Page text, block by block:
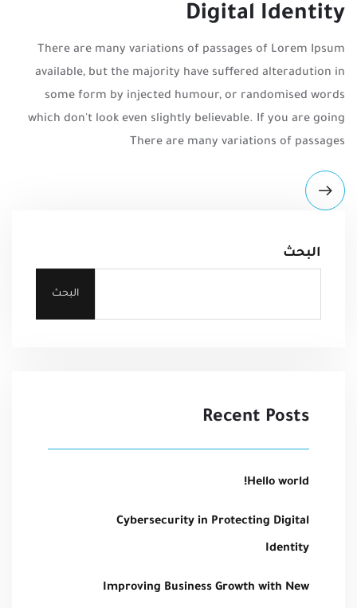
Digital Identity
There are many variations of passages of Lorem Ipsum
available, but the majority have suffered alteradution in
some form by injected humour, or randomised words
which don't look even slightly believable. If you are going
There are many variations of passages
البحث
البحث
Recent Posts
Hello world!
Cybersecurity in Protecting Digital
Identity
Improving Business Growth with New